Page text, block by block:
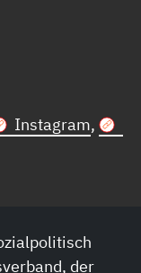
Instagram,
der